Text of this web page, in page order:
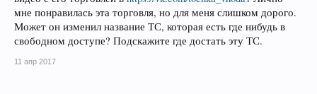
мне понравилась эта торговля, но для меня слишком дорого.
Может он изменил название ТС, которая есть где нибудь в
свободном доступе? Подскажите где достать эту ТС.
11 апр 2017